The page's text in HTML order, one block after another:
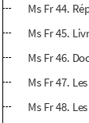
Ms Fr 44.
Ms Fr 45.
Ms Fr 46.
Ms Fr 47.
Ms Fr 48.